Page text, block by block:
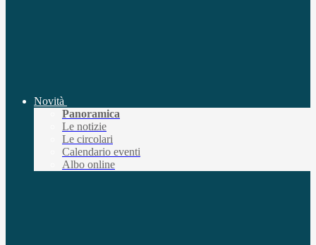
Novità
Panoramica
Le notizie
Le circolari
Calendario eventi
Albo online